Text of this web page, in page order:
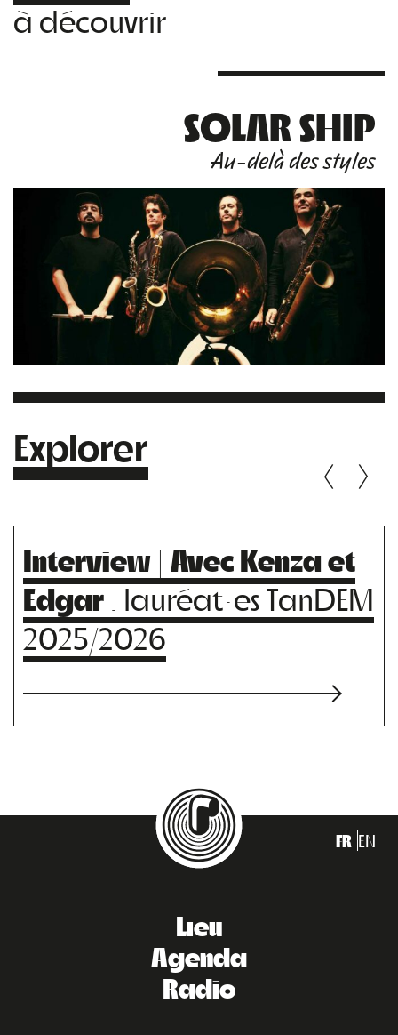
à découvrir
SOLAR SHIP
Au-delà des styles
Explorer
Interview | Avec Kenza et
Edgar : lauréat·es TanDEM
2025/2026
FR EN
Lieu
Agenda
Radio